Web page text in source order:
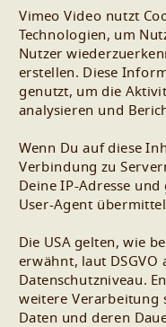
Vimeo Video nutzt
Technologien, um
Nutzer
erstellen. Diese
genutzt, um die
analysieren und
Wenn Du auf diese
Verbindung zu
Deine IP-Adresse
User-Agent
Die USA gelten, wie
erwähnt, laut DSGVO
Datenschutzniveau.
weitere Verarbeitung
Daten und deren